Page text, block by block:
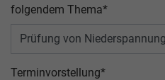
folgendem Thema*
Terminvorstellung*